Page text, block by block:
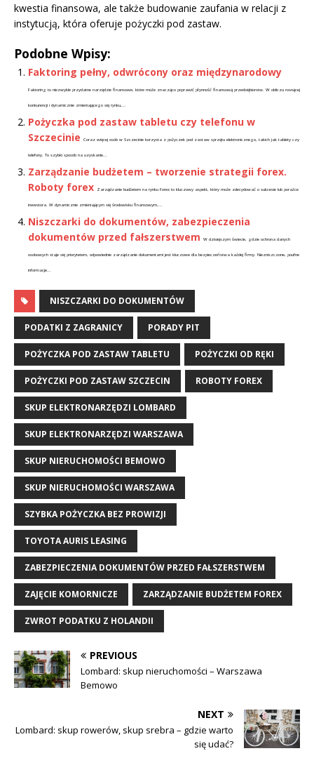
kwestia finansowa, ale także budowanie zaufania w relacji z
instytucją, która oferuje pożyczki pod zastaw.
Podobne Wpisy:
Faktoring pełny, odwrócony oraz międzynarodowy
Faktoring to niezwykle przydatne narzędzie finansowe, które może znacząco poprawić płynność finansową przedsiębiorstw. W obliczu rosnącej
konkurencji i dynamicznie zmieniającego się rynku,...
Pożyczka pod zastaw tabletu czy telefonu w
Szczecinie
Coraz więcej osób w Szczecinie korzysta z pożyczek pod zastaw sprzętu elektronicznego, takich jak tablety czy
telefony. To szybki sposób na uzyskanie...
Zarządzanie budżetem – tworzenie strategii forex.
Roboty forex
Zarządzanie budżetem na rynku Forex to kluczowy aspekt, który może zdecydować o sukcesie lub porażce
inwestora. W dynamicznie zmieniającym się środowisku finansowym,...
Niszczarki do dokumentów, zabezpieczenia
dokumentów przed fałszerstwem
W dzisiejszym świecie, gdzie ochrona danych
osobowych staje się priorytetem, odpowiednie zarządzanie dokumentami jest kluczowe dla bezpieczeństwa każdej firmy. Niezniszczone, poufne
informacje...
NISZCZARKI DO DOKUMENTÓW
PODATKI Z ZAGRANICY PORADY PIT
POŻYCZKA POD ZASTAW TABLETU POŻYCZKI OD RĘKI
POŻYCZKI POD ZASTAW SZCZECIN ROBOTY FOREX
SKUP ELEKTRONARZĘDZI LOMBARD
SKUP ELEKTRONARZĘDZI WARSZAWA
SKUP NIERUCHOMOŚCI BEMOWO
SKUP NIERUCHOMOŚCI WARSZAWA
SZYBKA POŻYCZKA BEZ PROWIZJI
TOYOTA AURIS LEASING
ZABEZPIECZENIA DOKUMENTÓW PRZED FAŁSZERSTWEM
ZAJĘCIE KOMORNICZE ZARZĄDZANIE BUDŻETEM FOREX
ZWROT PODATKU Z HOLANDII
PREVIOUS
Lombard: skup nieruchomości – Warszawa
Bemowo
NEXT
Lombard: skup rowerów, skup srebra – gdzie warto
się udać?